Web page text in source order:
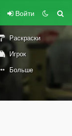
Войти
Раскраски
Игрок
Больше